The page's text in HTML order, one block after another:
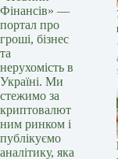
Фінансів» —
портал про
гроші, бізнес
та
нерухомість в
Україні. Ми
стежимо за
криптовалют
ним ринком і
публікуємо
аналітику, яка